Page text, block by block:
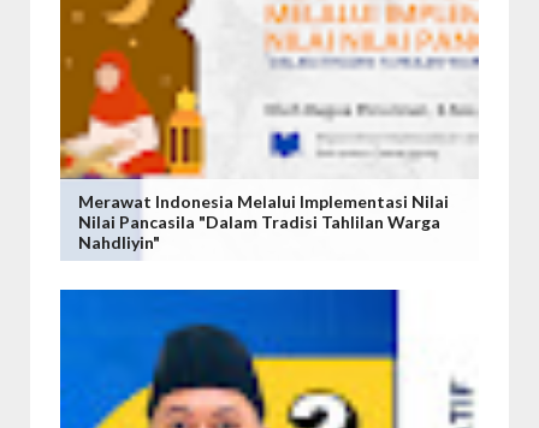
Merawat Indonesia Melalui Implementasi Nilai
Nilai Pancasila "Dalam Tradisi Tahlilan Warga
Nahdliyin"